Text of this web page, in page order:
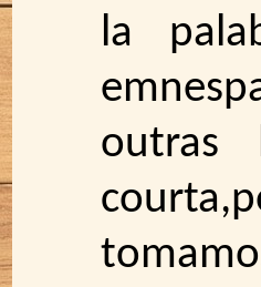
la
outras